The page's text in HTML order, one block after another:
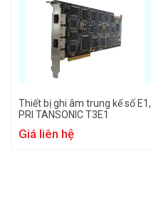
Thiết bị ghi âm trung kế số E1,
PRI TANSONIC T3E1
Giá liên hệ